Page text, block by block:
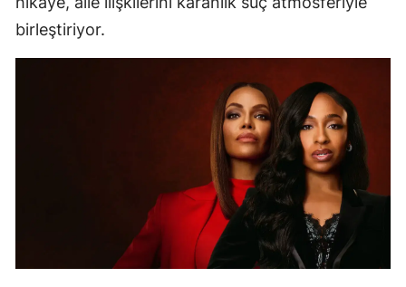
birleştiriyor.